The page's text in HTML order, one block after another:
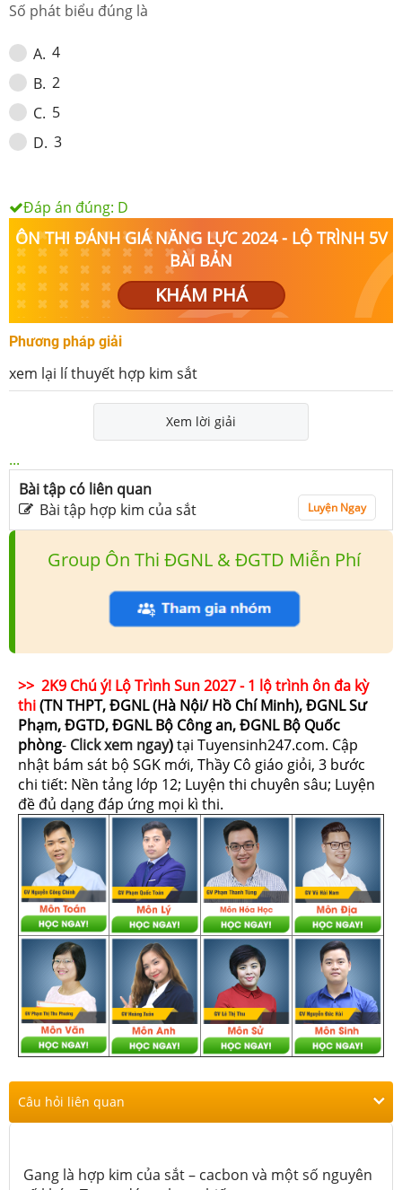
Số phát biểu đúng là
A. 4
B. 2
C. 5
D. 3
Đáp án đúng: D
ÔN THI ĐÁNH GIÁ NĂNG LỰC 2024 - LỘ TRÌNH 5V
BÀI BẢN
KHÁM PHÁ
Phương pháp giải
xem lại lí thuyết hợp kim sắt
Xem lời giải
...
Bài tập có liên quan
Bài tập hợp kim của sắt
Luyện Ngay
Group Ôn Thi ĐGNL & ĐGTD Miễn Phí
>> 2K9 Chú ý! Lộ Trình Sun 2027 - 1 lộ trình ôn đa kỳ
thi(TN THPT, ĐGNL (Hà Nội/ Hồ Chí Minh), ĐGNL Sư
Phạm, ĐGTD, ĐGNL Bộ Công an, ĐGNL Bộ Quốc
phòng- Click xem ngay)tại Tuyensinh247.com. Cập
nhật bám sát bộ SGK mới, Thầy Cô giáo giỏi, 3 bước
chi tiết: Nền tảng lớp 12; Luyện thi chuyên sâu; Luyện
đề đủ dạng đáp ứng mọi kì thi.
Câu hỏi liên quan
Gang là hợp kim của sắt – cacbon và một số nguyên